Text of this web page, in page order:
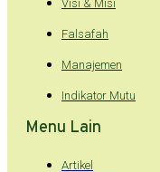
Visi & Misi
Falsafah
Manajemen
Indikator Mutu
Menu Lain
Artikel